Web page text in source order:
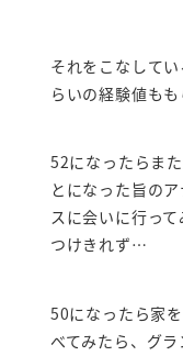
それをこなして
らいの経験値もも
52になったらま
とになった旨の
スに会いに行っ
つけきれず…
50になったら家
べてみたら、グ